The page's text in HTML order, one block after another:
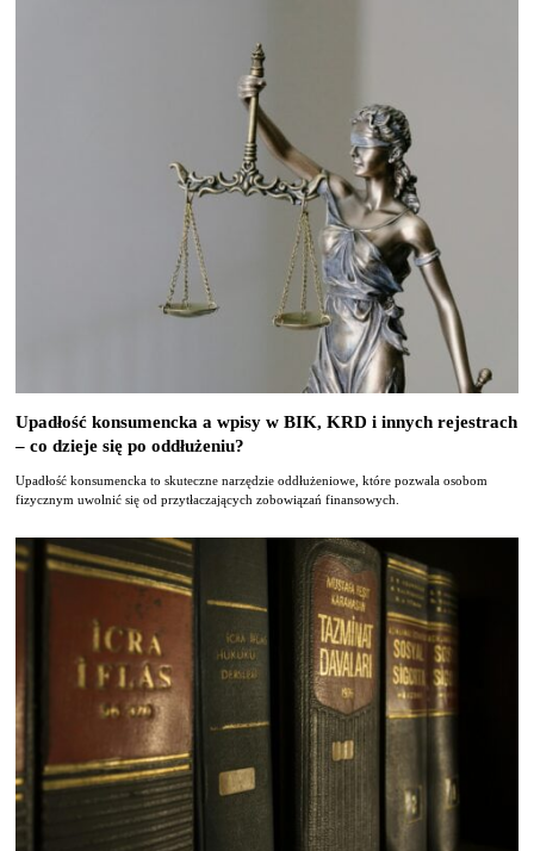
Upadłość konsumencka a wpisy w BIK, KRD i innych rejestrach
– co dzieje się po oddłużeniu?
Upadłość konsumencka to skuteczne narzędzie oddłużeniowe, które pozwala osobom
fizycznym uwolnić się od przytłaczających zobowiązań finansowych.